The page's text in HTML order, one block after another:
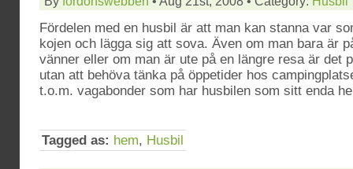
Fördelen med en husbil är att man kan stanna var
kojen och lägga sig att sova. Även om man bara är
vänner eller om man är ute på en längre resa är det
utan att behöva tänka på öppetider hos
t.o.m. vagabonder som har husbilen som sitt enda
Tagged as: hem, Husbil